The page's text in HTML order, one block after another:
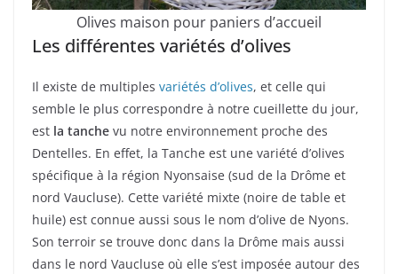
Olives maison pour paniers d’accueil
Les différentes variétés d’olives
Il existe de multiples variétés d’olives, et celle qui
semble le plus correspondre à notre cueillette du jour,
est la tanche vu notre environnement proche des
Dentelles. En effet, la Tanche est une variété d’olives
spécifique à la région Nyonsaise (sud de la Drôme et
nord Vaucluse). Cette variété mixte (noire de table et
huile) est connue aussi sous le nom d’olive de Nyons.
Son terroir se trouve donc dans la Drôme mais aussi
dans le nord Vaucluse où elle s’est imposée autour des